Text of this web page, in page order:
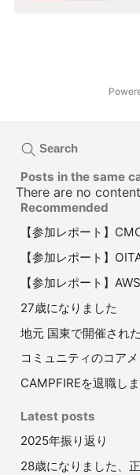
Search
Posts in the same
There are no
Recommended
【参加レポート】
27歳になりました
地元 国東で開催され
CAMPFIREを退職し
Latest posts
2025年振り返り
28歳になりました、